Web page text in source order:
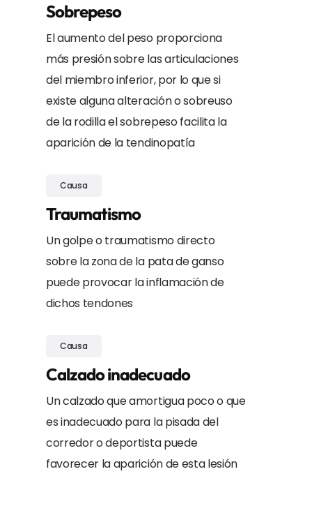
Sobrepeso
El aumento del peso proporciona
más presión sobre las articulaciones
del miembro inferior, por lo que si
existe alguna alteración o sobreuso
de la rodilla el sobrepeso facilita la
aparición de la tendinopatía
Causa
Traumatismo
Un golpe o traumatismo directo
sobre la zona de la pata de ganso
puede provocar la inflamación de
dichos tendones
Causa
Calzado inadecuado
Un calzado que amortigua poco o que
es inadecuado para la pisada del
corredor o deportista puede
favorecer la aparición de esta lesión